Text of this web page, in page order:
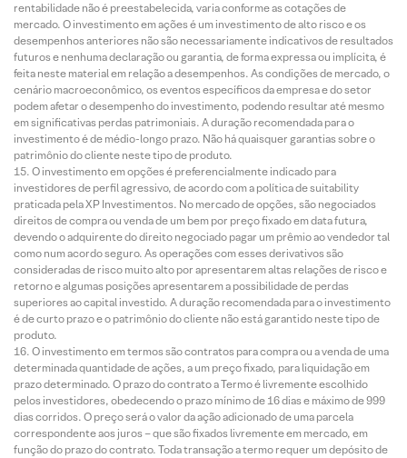
rentabilidade não é preestabelecida, varia conforme as cotações de
mercado. O investimento em ações é um investimento de alto risco e os
desempenhos anteriores não são necessariamente indicativos de resultados
futuros e nenhuma declaração ou garantia, de forma expressa ou implícita, é
feita neste material em relação a desempenhos. As condições de mercado, o
cenário macroeconômico, os eventos específicos da empresa e do setor
podem afetar o desempenho do investimento, podendo resultar até mesmo
em significativas perdas patrimoniais. A duração recomendada para o
investimento é de médio-longo prazo. Não há quaisquer garantias sobre o
patrimônio do cliente neste tipo de produto.
O investimento em opções é preferencialmente indicado para
investidores de perfil agressivo, de acordo com a política de suitability
praticada pela XP Investimentos. No mercado de opções, são negociados
direitos de compra ou venda de um bem por preço fixado em data futura,
devendo o adquirente do direito negociado pagar um prêmio ao vendedor tal
como num acordo seguro. As operações com esses derivativos são
consideradas de risco muito alto por apresentarem altas relações de risco e
retorno e algumas posições apresentarem a possibilidade de perdas
superiores ao capital investido. A duração recomendada para o investimento
é de curto prazo e o patrimônio do cliente não está garantido neste tipo de
produto.
O investimento em termos são contratos para compra ou a venda de uma
determinada quantidade de ações, a um preço fixado, para liquidação em
prazo determinado. O prazo do contrato a Termo é livremente escolhido
pelos investidores, obedecendo o prazo mínimo de 16 dias e máximo de 999
dias corridos. O preço será o valor da ação adicionado de uma parcela
correspondente aos juros – que são fixados livremente em mercado, em
função do prazo do contrato. Toda transação a termo requer um depósito de